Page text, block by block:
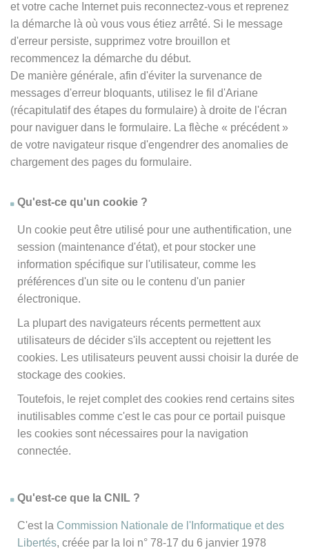
et votre cache Internet puis reconnectez-vous et reprenez
la démarche là où vous vous étiez arrêté. Si le message
d'erreur persiste, supprimez votre brouillon et
recommencez la démarche du début.
De manière générale, afin d'éviter la survenance de
messages d'erreur bloquants, utilisez le fil d'Ariane
(récapitulatif des étapes du formulaire) à droite de l'écran
pour naviguer dans le formulaire. La flèche « précédent »
de votre navigateur risque d'engendrer des anomalies de
chargement des pages du formulaire.
Qu'est-ce qu'un cookie ?
Un cookie peut être utilisé pour une authentification, une
session (maintenance d'état), et pour stocker une
information spécifique sur l'utilisateur, comme les
préférences d'un site ou le contenu d'un panier
électronique.
La plupart des navigateurs récents permettent aux
utilisateurs de décider s'ils acceptent ou rejettent les
cookies. Les utilisateurs peuvent aussi choisir la durée de
stockage des cookies.
Toutefois, le rejet complet des cookies rend certains sites
inutilisables comme c'est le cas pour ce portail puisque
les cookies sont nécessaires pour la navigation
connectée.
Qu'est-ce que la CNIL ?
C'est la Commission Nationale de l'Informatique et des
Libertés, créée par la loi n° 78-17 du 6 janvier 1978